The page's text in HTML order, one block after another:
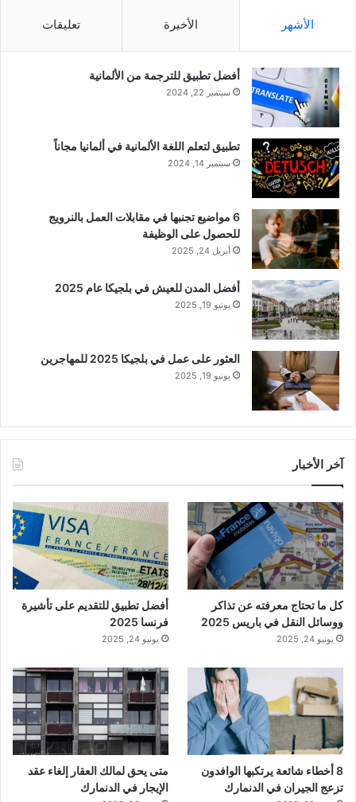
الأشهر الأخيرة تعليقات
أفضل تطبيق للترجمة من الألمانية
سبتمبر 22, 2024
تطبيق لتعلم اللغة الألمانية في ألمانيا مجاناً
سبتمبر 14, 2024
6 مواضيع تجنبها في مقابلات العمل بالنرويج
للحصول على الوظيفة
أبريل 24, 2025
أفضل المدن للعيش في بلجيكا عام 2025
يونيو 19, 2025
العثور على عمل في بلجيكا 2025 للمهاجرين
يونيو 19, 2025
آخر الأخبار
كل ما تحتاج معرفته عن تذاكر
ووسائل النقل في باريس 2025
يونيو 24, 2025
أفضل تطبيق للتقديم على تأشيرة
فرنسا 2025
يونيو 24, 2025
8 أخطاء شائعة يرتكبها الوافدون
تزعج الجيران في الدنمارك
متى يحق لمالك العقار إلغاء عقد
الإيجار في الدنمارك